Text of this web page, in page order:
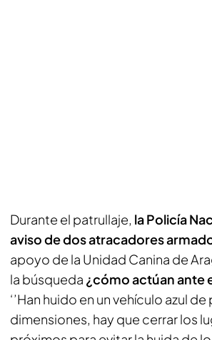
Durante el patrullaje, la Policía
aviso de dos atracadores
apoyo de la Unidad Canina de
la búsqueda ¿cómo actúan ante
‘’Han huido en un vehículo azul
dimensiones, hay que cerrar los